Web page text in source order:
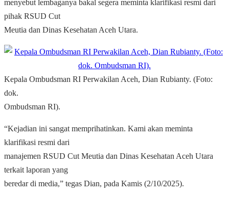
menyebut lembaganya bakal segera meminta klarifikasi resmi dari
pihak RSUD Cut
Meutia dan Dinas Kesehatan Aceh Utara.
Kepala Ombudsman RI Perwakilan Aceh, Dian Rubianty. (Foto:
dok.
Ombudsman RI).
“Kejadian ini sangat memprihatinkan. Kami akan meminta
klarifikasi resmi dari
manajemen RSUD Cut Meutia dan Dinas Kesehatan Aceh Utara
terkait laporan yang
beredar di media,” tegas Dian, pada Kamis (2/10/2025).